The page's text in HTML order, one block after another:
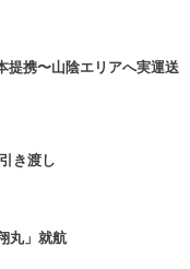
携〜山陰エリアへ実運送
き渡し
丸」就航